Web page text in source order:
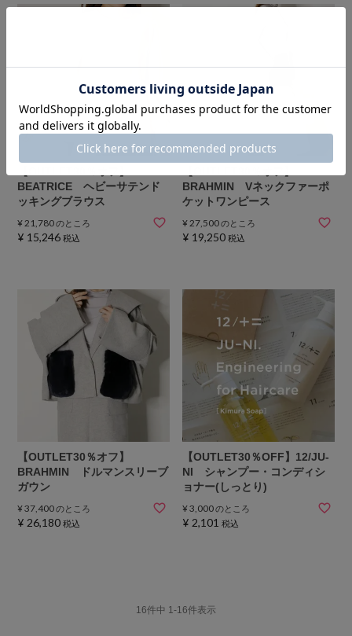
BEATRICE ヘビーサテンド
ッキングブラウス
¥21,780 のところ
¥ 15,246 税込
BRAHMIN Vネックファーポ
ケットワンピース
¥27,500のところ
¥ 19,250 税込
【OUTLET30％オフ】
BRAHMIN ドルマンスリーブ
ガウン
¥37,400 のところ
¥ 26,180 税込
【OUTLET30％OFF】12/JU-
NI シャンプー・コンディシ
ョナー(しっとり)
¥3,000のところ
¥ 2,101 税込
16件中 1 -16件表示